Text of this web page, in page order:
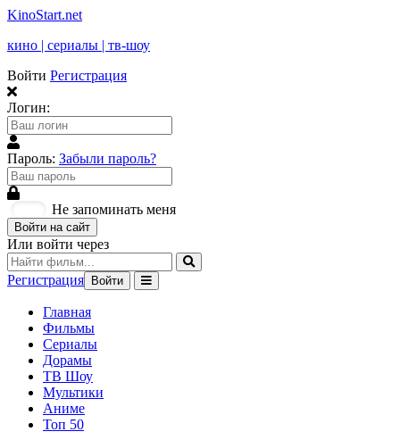
KinoStart.net
кино | сериалы | тв-шоу
Войти Регистрация
Логин:
Пароль: Забыли пароль?
Не запоминать меня
Войти на сайт
Или войти через
Регистрация Войти
Главная
Фильмы
Сериалы
Дорамы
ТВ Шоу
Мультики
Аниме
Топ 50